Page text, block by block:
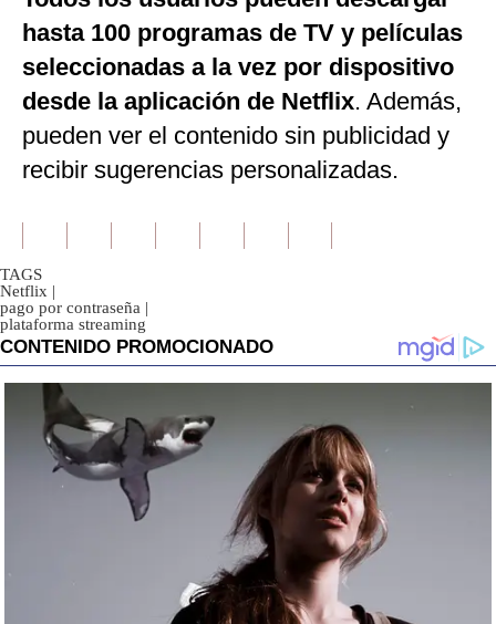
hasta 100 programas de TV y películas
seleccionadas a la vez por dispositivo
desde la aplicación de Netflix. Además,
pueden ver el contenido sin publicidad y
recibir sugerencias personalizadas.
TAGS
Netflix |
pago por contraseña |
plataforma streaming